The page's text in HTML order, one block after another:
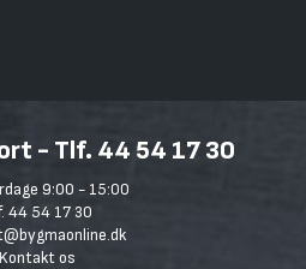
- Tlf. 44 54 17 30
9:00 - 15:00
44 54 17 30
Kontakt os